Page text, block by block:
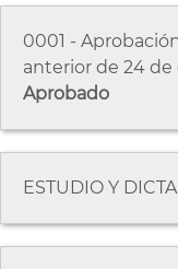
0001 -
anterior de 24 de
Aprobado
ESTUDIO Y